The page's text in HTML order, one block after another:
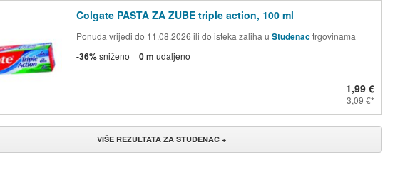
Colgate PASTA ZA ZUBE triple action, 100 ml
Ponuda vrijedi do 11.08.2026 ili do isteka zaliha u Studenactrgovinama
-36%sniženo 0 m udaljeno
1,99 €
3,09 €
VIŠE REZULTATA ZA STUDENAC +